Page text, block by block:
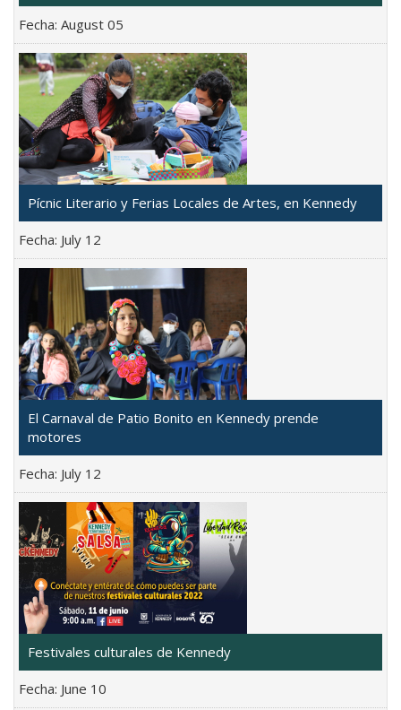
Fecha: August 05
Pícnic Literario y Ferias Locales de Artes, en Kennedy
Fecha: July 12
El Carnaval de Patio Bonito en Kennedy prende
motores
Fecha: July 12
Festivales culturales de Kennedy
Fecha: June 10